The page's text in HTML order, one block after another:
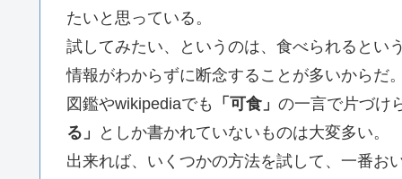
たいと思っている。
試してみたい、というのは、食べられるとい
情報がわからずに断念することが多いからだ。
図鑑やwikipediaでも
「可食」 の一言で片づけ
る」
としか書かれていないものは大変多い。
出来れば、いくつかの方法を試して、一番お